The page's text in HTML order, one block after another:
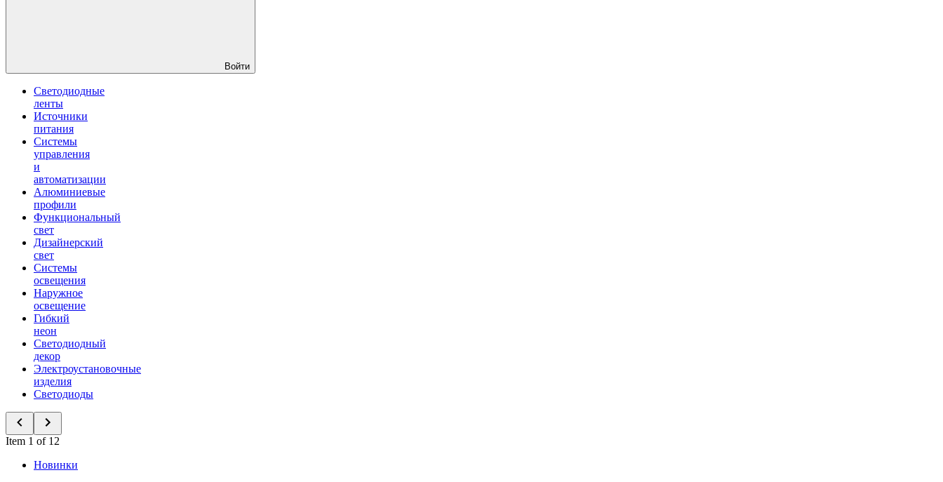
Войти
Светодиодные
ленты
Источники
питания
Системы
управления
и
автоматизации
Алюминиевые
профили
Функциональный
свет
Дизайнерский
свет
Системы
освещения
Наружное
освещение
Гибкий
неон
Светодиодный
декор
Электроустановочные
изделия
Светодиоды
Item 1 of 12
Новинки